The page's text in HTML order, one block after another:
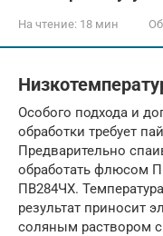
На чтение: 18 мин
Особого подхода и
обработки требует
Предварительно
обработать флюсом
ПВ284ЧХ.
результат приносит
соляным раствором